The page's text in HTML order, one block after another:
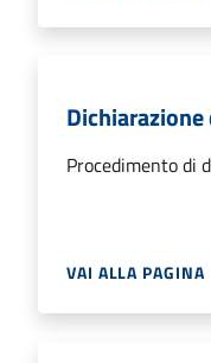
Procedimento di
VAI ALLA PAGINA